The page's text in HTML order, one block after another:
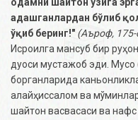
одамни шайтон ўзига
адашганлардан бўлиб
ўқиб беринг!" (Аъроф, 175-
Исроилга мансуб бир
дуоси мустажоб эди.
борганларида
алайҳиссалом ва
шайтон васвасаси ва